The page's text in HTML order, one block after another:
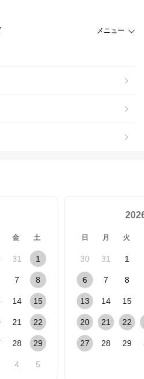
メニュー
金 土
31 1
7 8
14 15
21 22
28 29
4 5
日 月 火
30 31 1
6 7 8
13 14 15
20 21 22
27 28 29